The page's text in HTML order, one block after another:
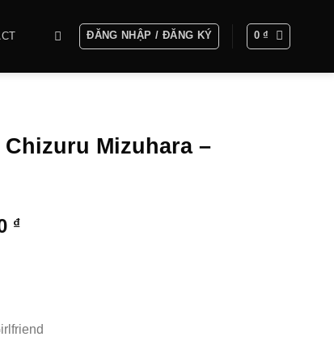
ĐĂNG NHẬP / ĐĂNG KÝ 0₫
Mizuhara –
₫Khoảng
3.300.000 ₫